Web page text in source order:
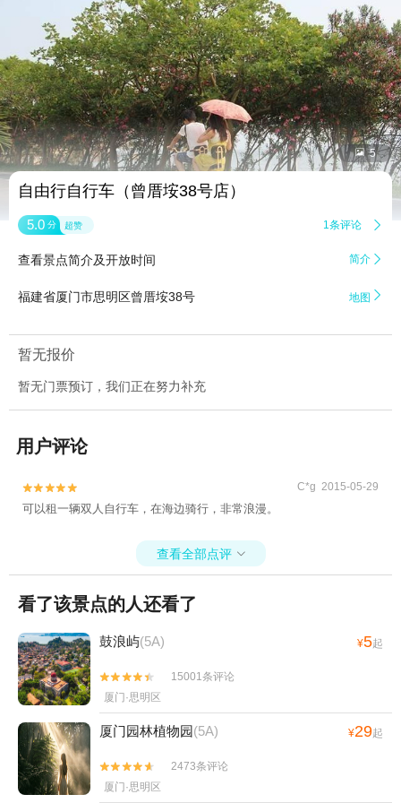
 5
自由行自行车（曾厝垵38号店）
5.0 分 超赞 1条评论 
查看景点简介及开放时间 简介 
福建省厦门市思明区曾厝垵38号 地图 
暂无报价
暂无门票预订，我们正在努力补充
用户评论

 C*g 2015-05-29
可以租一辆双人自行车，在海边骑行，非常浪漫。
查看全部点评 
看了该景点的人还看了
鼓浪屿(5A) ¥5起


15001条评论
厦门·思明区
厦门园林植物园(5A) ¥29起


2473条评论
厦门·思明区